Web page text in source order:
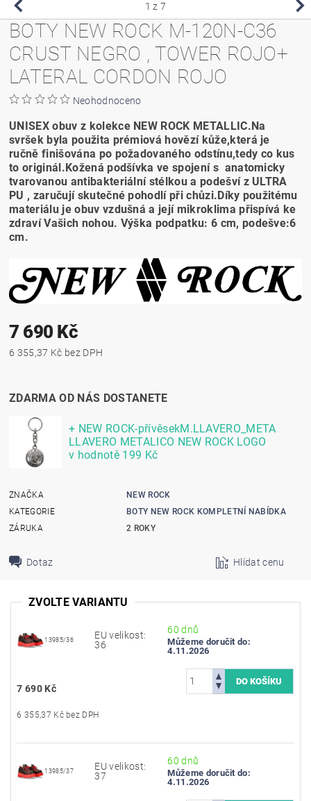
1 z 7
BOTY NEW ROCK M-120N-C36
CRUST NEGRO , TOWER ROJO+
LATERAL CORDON ROJO
Neohodnoceno
UNISEX obuv z kolekce NEW ROCK METALLIC.Na
svršek byla použita prémiová hovězí kůže,která je
ručně finišována po požadovaného odstínu,tedy co kus
to originál.Kožená podšívka ve spojení s anatomicky
tvarovanou antibakteriální stélkou a podešví z ULTRA
PU , zaručují skutečné pohodlí při chůzi.Díky použitému
materiálu je obuv vzdušná a její mikroklima přispívá ke
zdraví Vašich nohou. Výška podpatku: 6 cm, podešve:6
cm.
7 690 Kč
6 355,37 Kč bez DPH
ZDARMA OD NÁS DOSTANETE
+ NEW ROCK-přívěsekM.LLAVERO_META
LLAVERO METALICO NEW ROCK LOGO
v hodnotě 199 Kč
ZNAČKA
NEW ROCK
KATEGORIE
BOTY NEW ROCK KOMPLETNÍ NABÍDKA
ZÁRUKA
2 ROKY
Dotaz Hlídat cenu
ZVOLTE VARIANTU
13985/36
EU velikost:
36
60 dnů
Můžeme doručit do:
4.11.2026
7 690 Kč
6 355,37 Kč bez DPH
13985/37
EU velikost:
37
60 dnů
Můžeme doručit do:
4.11.2026